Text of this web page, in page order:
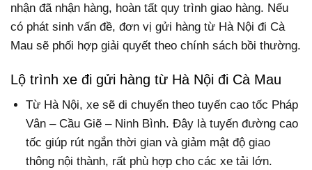
nhận đã nhận hàng, hoàn tất quy trình giao hàng. Nếu
có phát sinh vấn đề, đơn vị gửi hàng từ Hà Nội đi Cà
Mau sẽ phối hợp giải quyết theo chính sách bồi thường.
Lộ trình xe đi gửi hàng từ Hà Nội đi Cà Mau
Từ Hà Nội, xe sẽ di chuyển theo tuyến cao tốc Pháp
Vân – Cầu Giẽ – Ninh Bình. Đây là tuyến đường cao
tốc giúp rút ngắn thời gian và giảm mật độ giao
thông nội thành, rất phù hợp cho các xe tải lớn.